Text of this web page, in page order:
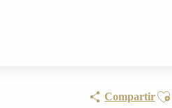
Compartir